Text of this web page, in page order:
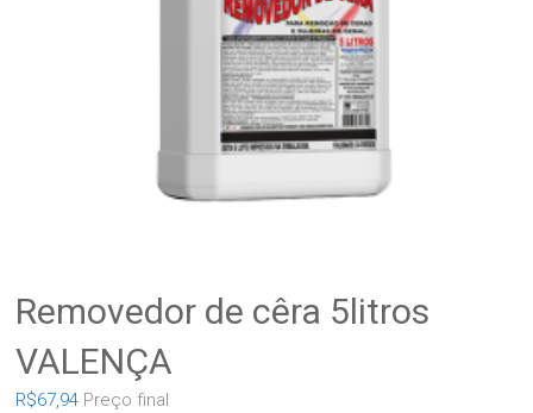
Removedor de cêra 5litros
VALENÇA
R$67,94 Preço final